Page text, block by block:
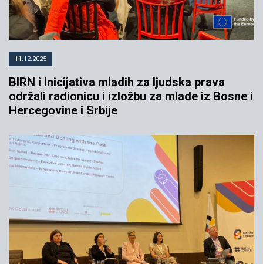
11.12.2025
BIRN i Inicijativa mladih za ljudska prava
održali radionicu i izložbu za mlade iz Bosne i
Hercegovine i Srbije